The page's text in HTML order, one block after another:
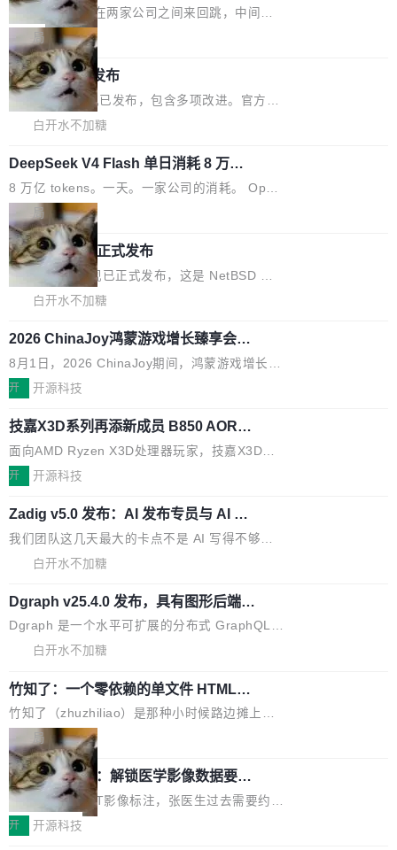
1，U1.5-Lite-Preview 在以下方向上带来了显著
提升： 原生支持4K图像生成； 更精细的局部纹
理、细节与真实世界质感； 更准确的中英文文字
生成与复杂版式组织； 更稳定的图...
tl 是一个 Ubuntu 专有的包，它和它的依赖项都
是 Ubuntu 专有的，不会用在其他发行版上。」
所以 deb 版本的受众实际上为零。既然只有 Ub
untu 用户在用，那用 snap 打包就没什么可纠结
的。 从 deb 到 snap 的迁移路径 hwctl 是 rust-
hwlib 硬件 API 库的一部分，命令行工具负责查
只为金钱，不为使命
顶级 AI 研究员在两家公司之间来回跳，中间只
隔了几天。 Lilian Weng 上周刚宣布因健康原因
离开 Thinking Machines Lab，说自己作为联合
创始人的角色「太累了」。几天后，The Inform
ation 就曝出她将重回 OpenAI，负责递归自我
改进方向的研究。她是 Thinking Machines 过
OpenAI CTO Mira Murati 创立的公司，连创始
团队都留不住。 但 Thinking Machines 不是唯
一在人才争夺战中失血的公司。六月，Google
连失两员大将：Noam Shazeer 去了 Op...
局
FFmpeg 9.0 发布
FFmpeg 9.0 现已发布，包含多项改进。官方更
新日志列出的 9.0 版本主要更新内容如下： 扩
MP4 muxer 中支持 LCEVC 音轨复用 Playdate
视频编码器和多路复用器 添加 v360_vulkan filt
er HE-AAC 960 解码 (DAB+) transpose_cuda
filter 添加 AMF Frame Rate Converter (vf_frc
_amf) filter SMPTE 2094-50 元数据支持和直
通 ProRes RAW VideoToolbox 硬件加速器 AP
白开水不加糖
DeepSeek V4 Flash 单日消耗 8 万亿 t
okens 登顶热搜
8 万亿 tokens。一天。一家公司的消耗。 Open
Code 在 X 上发帖：「DeepSeek Flash did 8T
tokens on August 1st. 5T of free usage + 3T
on OpenCode Go.」79.8 万次浏览，连带着 #
DeepSeek一天消耗了8万亿# 上了微博热搜——
注意这是 OpenCode 一家的消耗。 OpenCode
月。用户交了 10 美元，就能用 DeepSeek Flas
h 随便写代码，按网友说法：「怎么使劲用也用
不完。」5T 来自免费额度，3T 来自 Go...
局
NetBSD 11.0 正式发布
NetBSD 11.0 现已正式发布，这是 NetBSD 操
作系统的第十八个主要版本。 自 NetBSD 10.1
架构的支持。NetBSD 11.0 是首个支持 64 位 R
ISC-V 平台的稳定版本，涵盖一系列基于 StarFi
ve JH71XX 的设备，例如 VisionFive 2、PINE
-2024 和 C23 编程接口标准的兼容性。 compat
_linux(8) 增强了对 Linux 系统调用的支持，包
括 epoll（围绕 kqueue 实现）、POSIX 消息队
列、...
白开水不加糖
2026 ChinaJoy鸿蒙游戏增长臻享会举
办，鲸鸿动能系统呈现游戏行业解决方
案
8月1日，2026 ChinaJoy期间，鸿蒙游戏增长臻
享会在上海举办。鸿蒙生态的全场景智慧营销平
发者及生态伙伴，系统呈现了平台在游戏领域的
完整能力版图——从IAP高价值用户的全周期经
营、到IAA游戏的“买变一体”正循环、再到联运与
的出海增长布局。 华为终端云业务商业化销售负
责人在开场致辞中表示，游戏开发者的核心诉求
6的终端设备已突破7000万台，注册开发者数量
已突破 1100 万。随着鸿蒙生态汇聚越来越多的
开 开源科技
技嘉X3D系列再添新成员 B850 AORU
S ELITE X3D主板强化性能体验
面向AMD Ryzen X3D处理器玩家，技嘉X3D系
列主板阵容迎来新成员——B850 AORUS ELITE
产品，B850 AORUS ELITE X3D延续技嘉在X3
D平台优化上的技术积累，旨在为游戏玩家带来
更稳定、更高效的装机选择。 B850 AORUS ELI
zen 9000/8000/7000系列处理器，并针对X3D
处理器特性进行平台级优化。其搭载X3D鸡血模
式2.0，可根据不同使用场景释放处理器潜力，
能表现。 在核心规格方面，B850 AO...
开 开源科技
Zadig v5.0 发布：AI 发布专员与 AI 审
查专员上线
我们团队这几天最大的卡点不是 AI 写得不够
好，是 AI 写得太好了。 好到审查排期从两天的
窗口推了又推。好到合进 main 分支的代码，我
们自己都没看完。 这事不是个例。GitLab 调研
过 1528 名开发者，85% 说 AI 把瓶颈从写代码
码、把关发版这两道关，还得靠人肉扛。 V5.0
想让 AI 一起盯。
白开水不加糖
Dgraph v25.4.0 发布，具有图形后端的
原生 GraphQL 数据库
Dgraph 是一个水平可扩展的分布式 GraphQL
数据库，有一个图形后端。作为一个原生的 Gra
方式，以优化查询性能和吞吐量，减少集群中的
磁盘寻道和网络调用。 Dgraph v25.4.0 现已发
布，具体更新内容包括： feat(zero)：Zero 现
支持 --security superflag（token=...;whitelist
=...），与 Alpha 版本的格式一致，并据此对其
管理 HTTP 端点进行授权。 <blockquote> <p>
<span><strong>警告：</strong>&nbsp;Zero
的 admin ...
白开水不加糖
竹知了：一个零依赖的单文件 HTML，
把儿时竹蝉玩具搬进浏览器
竹知了（zhuzhiliao）是那种小时候路边摊上几
块钱的玩意儿——一根小竹签，一个竹筒，一头
系着涂了松香的线。甩起来，竹膜震动，发出“哇
——哇”的蝉鸣声。实物越来越难找了，有开发者
把它做成了 Web 玩具，放在 zhuzhiliao.imsai.c
c 上，并在 GitHub 开源。 玩法很简单：按住屏
局
30倍效率升级：解锁医学影像数据要素
价值化的真实路径
完成一例腹部CT影像标注，张医生过去需要约1
20个小时。他必须在数百张连续影像上，一笔一
开 开源科技